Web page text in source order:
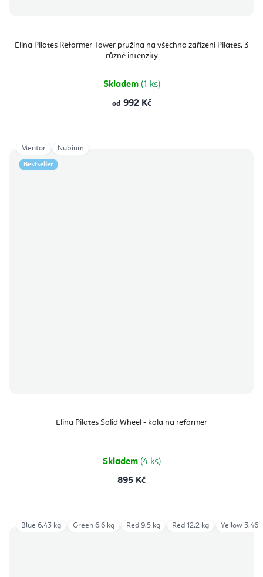
Elina Pilates Reformer Tower pružina na všechna zařízení Pilates, 3
různé intenzity
Skladem (1 ks)
od 992 Kč
Bestseller
Elina Pilates Solid Wheel - kola na reformer
Skladem (4 ks)
895 Kč
Mentor Nubium
Blue 6,43 kg Green 6,6 kg Red 9,5 kg Red 12,2 kg Yellow 3,46